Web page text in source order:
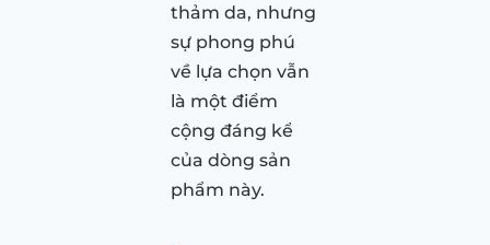
thảm da, nhưng
sự phong phú
về lựa chọn vẫn
là một điểm
cộng đáng kể
của dòng sản
phẩm này.